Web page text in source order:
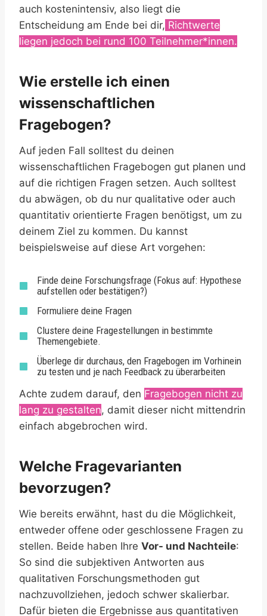
auch kostenintensiv, also liegt die
Entscheidung am Ende bei dir, Richtwerte
liegen jedoch bei rund 100 Teilnehmer*innen.
Wie erstelle ich einen
wissenschaftlichen
Fragebogen?
Auf jeden Fall solltest du deinen
wissenschaftlichen Fragebogen gut planen und
auf die richtigen Fragen setzen. Auch solltest
du abwägen, ob du nur qualitative oder auch
quantitativ orientierte Fragen benötigst, um zu
deinem Ziel zu kommen. Du kannst
beispielsweise auf diese Art vorgehen:
Finde deine Forschungsfrage (Fokus auf: Hypothese
aufstellen oder bestätigen?)
Formuliere deine Fragen
Clustere deine Fragestellungen in bestimmte
Themengebiete.
Überlege dir durchaus, den Fragebogen im Vorhinein
zu testen und je nach Feedback zu überarbeiten
Achte zudem darauf, den Fragebogen nicht zu
lang zu gestalten, damit dieser nicht mittendrin
einfach abgebrochen wird.
Welche Fragevarianten
bevorzugen?
Wie bereits erwähnt, hast du die Möglichkeit,
entweder offene oder geschlossene Fragen zu
stellen. Beide haben Ihre Vor- und Nachteile:
So sind die subjektiven Antworten aus
qualitativen Forschungsmethoden gut
nachzuvollziehen, jedoch schwer skalierbar.
Dafür bieten die Ergebnisse aus quantitativen